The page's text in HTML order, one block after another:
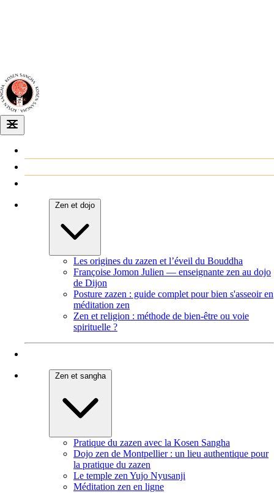
Zen et dojo
Les origines du zazen et l’éveil du Bouddha
Françoise Jomon Julien — enseignante zen au dojo
de Dijon
Posture zazen : guide complet pour bien s'asseoir en
méditation zen
Zen et religion : méthode de bien-être ou voie
spirituelle ?
Zen et sangha
Pratique du zazen avec la Kosen Sangha
Dojo zen de Montpellier : un lieu authentique pour
la pratique du zazen
Le temple zen Yujo Nyusanji
Méditation zen en ligne